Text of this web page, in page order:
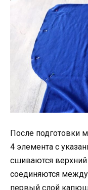
После подготовки
4 элемента с
сшиваются
соединяются
первый слой